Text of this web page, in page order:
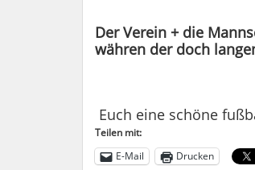
Der Verein + die
währen der doch
Euch eine schöne
Teilen mit:
E-Mail
Drucken